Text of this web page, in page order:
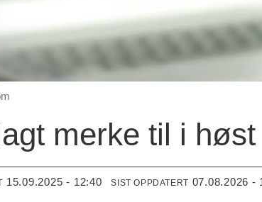
merke til i høst
15.09.2025 - 12:40 SIST OPPDATERT 07.08.2026 -